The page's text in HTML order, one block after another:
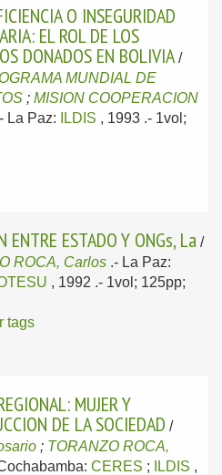
O INSEGURIDAD
EL ROL DE LOS
DONADOS EN BOLIVIA /
MUNDIAL DE
; MISION COOPERACION
La Paz: ILDIS , 1993 .- 1vol;
ENTRE ESTADO Y ONGs, La /
ROCA, Carlos .- La Paz:
, 1992 .- 1vol; 125pp;
tags
MUJER Y
DE LA SOCIEDAD /
; TORANZO ROCA,
CERES ; ILDIS ,